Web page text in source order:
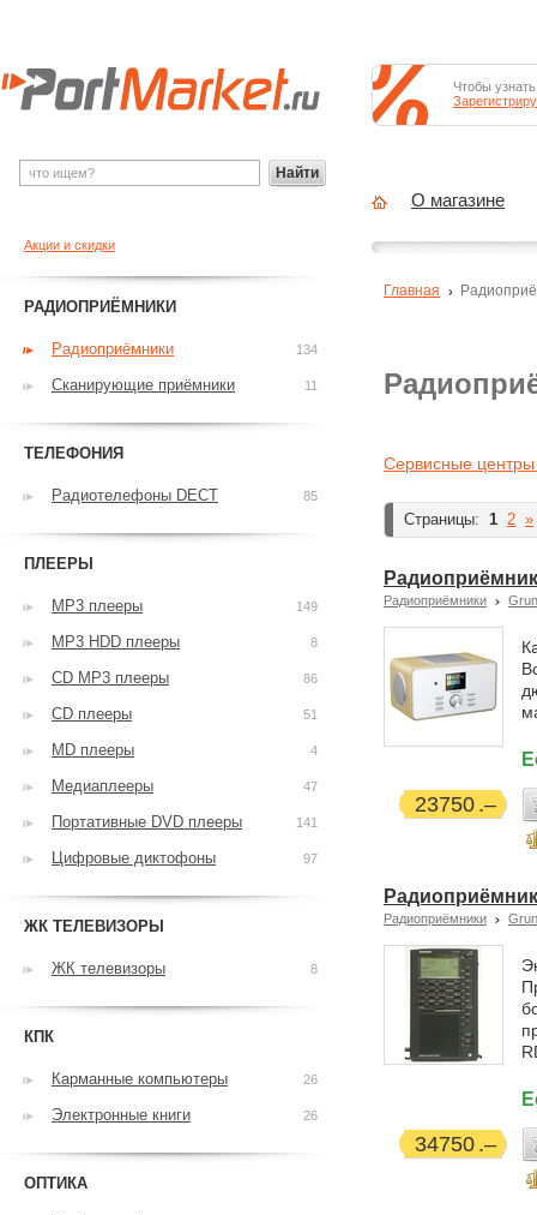
Сервисные
Страницы: 1 2 »
Радиоприёмники
23750
Радиоприёмники
34750
Главная
Акции и скидки
РАДИОПРИЁМНИКИ
Радиоприёмники 134
Сканирующие приёмники 11
ТЕЛЕФОНИЯ
Радиотелефоны DECT 85
ПЛЕЕРЫ
MP3 плееры 149
MP3 HDD плееры 8
CD MP3 плееры 86
CD плееры 51
MD плееры 4
Медиаплееры 47
Портативные DVD плееры 141
Цифровые диктофоны 97
ЖК ТЕЛЕВИЗОРЫ
ЖК телевизоры 8
КПК
Карманные компьютеры 26
Электронные книги 26
ОПТИКА
Найти
Чтобы
О магазине